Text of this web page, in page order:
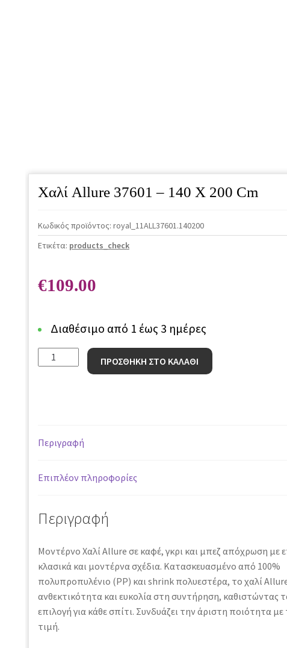
Χαλί Allure 37601 – 140 X 200 Cm
Κωδικός προϊόντος: royal_11ALL37601.140200
Ετικέτα: products_check
€109.00
Διαθέσιμο από 1 έως 3 ημέρες
Χαλί
Allure
200
ποσότητα
ΠΡΟΣΘΗΚΗ ΣΤΟ ΚΑΛΑΘΙ
Περιγραφή
Επιπλέον πληροφορίες
Περιγραφή
Μοντέρνο Χαλί Allure σε καφέ, γκρι και μπεζ απόχρωση με
κλασικά και μοντέρνα σχέδια. Κατασκευασμένο από 100%
πολυπροπυλένιο (PP) και shrink πολυεστέρα, το χαλί
ανθεκτικότητα και ευκολία στη συντήρηση, καθιστώντας
επιλογή για κάθε σπίτι. Συνδυάζει την άριστη ποιότητα
τιμή.